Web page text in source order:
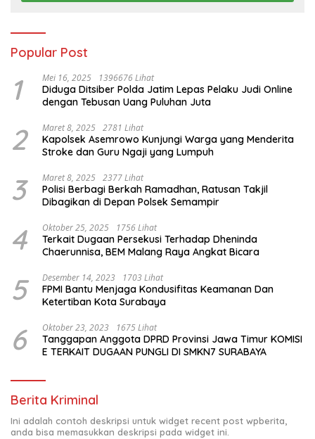
Popular Post
1 Mei 16, 2025 1396676 Lihat
Diduga Ditsiber Polda Jatim Lepas Pelaku Judi Online
dengan Tebusan Uang Puluhan Juta
2 Maret 8, 2025 2781 Lihat
Kapolsek Asemrowo Kunjungi Warga yang Menderita
Stroke dan Guru Ngaji yang Lumpuh
3 Maret 8, 2025 2377 Lihat
Polisi Berbagi Berkah Ramadhan, Ratusan Takjil
Dibagikan di Depan Polsek Semampir
4 Oktober 25, 2025 1756 Lihat
Terkait Dugaan Persekusi Terhadap Dheninda
Chaerunnisa, BEM Malang Raya Angkat Bicara
5 Desember 14, 2023 1703 Lihat
FPMI Bantu Menjaga Kondusifitas Keamanan Dan
Ketertiban Kota Surabaya
6 Oktober 23, 2023 1675 Lihat
Tanggapan Anggota DPRD Provinsi Jawa Timur KOMISI
E TERKAIT DUGAAN PUNGLI DI SMKN7 SURABAYA
Berita Kriminal
Ini adalah contoh deskripsi untuk widget recent post wpberita,
anda bisa memasukkan deskripsi pada widget ini.